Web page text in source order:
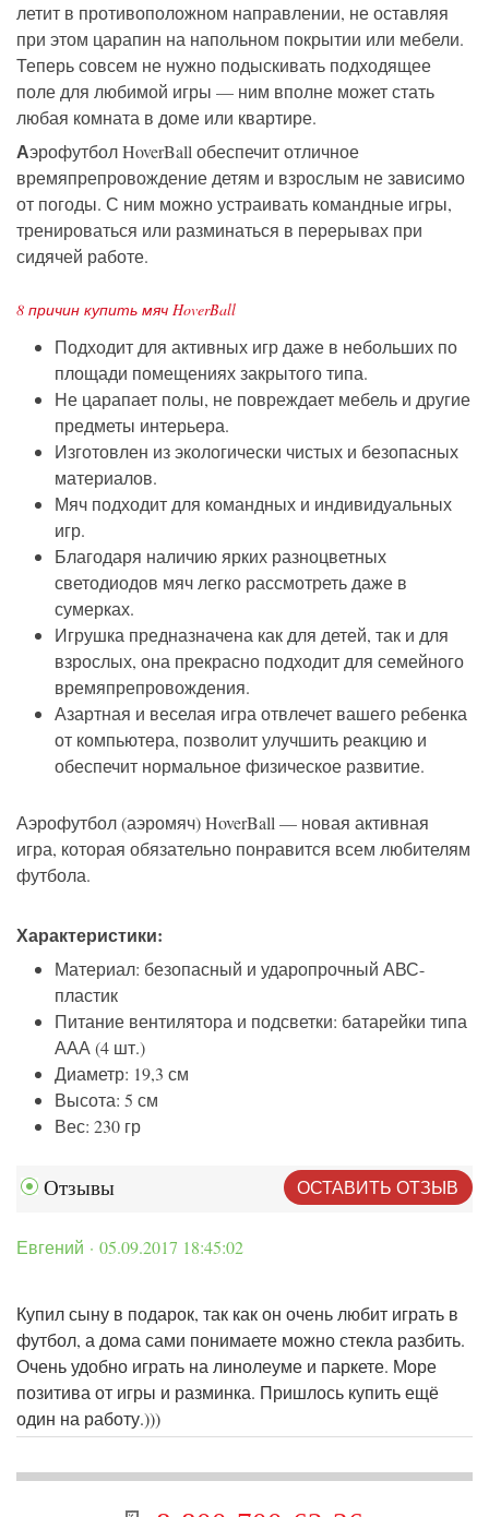
летит в противоположном направлении, не оставляя
при этом царапин на напольном покрытии или мебели.
Теперь совсем не нужно подыскивать подходящее
поле для любимой игры — ним вполне может стать
любая комната в доме или квартире.
Аэрофутбол HoverBall обеспечит отличное
времяпрепровождение детям и взрослым не зависимо
от погоды. С ним можно устраивать командные игры,
тренироваться или разминаться в перерывах при
сидячей работе.
8 причин купить мяч HoverBall
Подходит для активных игр даже в небольших по
площади помещениях закрытого типа.
Не царапает полы, не повреждает мебель и другие
предметы интерьера.
Изготовлен из экологически чистых и безопасных
материалов.
Мяч подходит для командных и индивидуальных
игр.
Благодаря наличию ярких разноцветных
светодиодов мяч легко рассмотреть даже в
сумерках.
Игрушка предназначена как для детей, так и для
взрослых, она прекрасно подходит для семейного
времяпрепровождения.
Азартная и веселая игра отвлечет вашего ребенка
от компьютера, позволит улучшить реакцию и
обеспечит нормальное физическое развитие.
Аэрофутбол (аэромяч) HoverBall — новая активная
игра, которая обязательно понравится всем любителям
футбола.
Характеристики:
Материал: безопасный и ударопрочный АВС-
пластик
Питание вентилятора и подсветки: батарейки типа
ААА (4 шт.)
Диаметр: 19,3 см
Высота: 5 см
Вес: 230 гр
Отзывы ОСТАВИТЬ ОТЗЫВ
Евгений · 05.09.2017 18:45:02
Купил сыну в подарок, так как он очень любит играть в
футбол, а дома сами понимаете можно стекла разбить.
Очень удобно играть на линолеуме и паркете. Море
позитива от игры и разминка. Пришлось купить ещё
один на работу.)))